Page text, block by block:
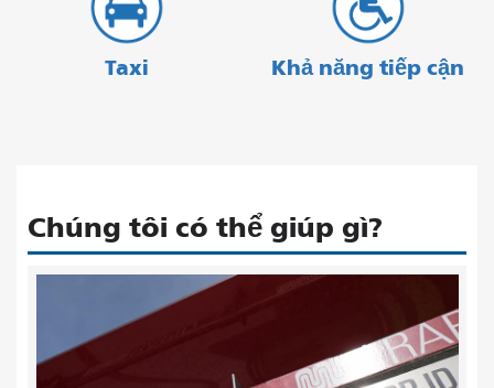
Taxi Khả năng tiếp cận
Chúng tôi có thể giúp gì?